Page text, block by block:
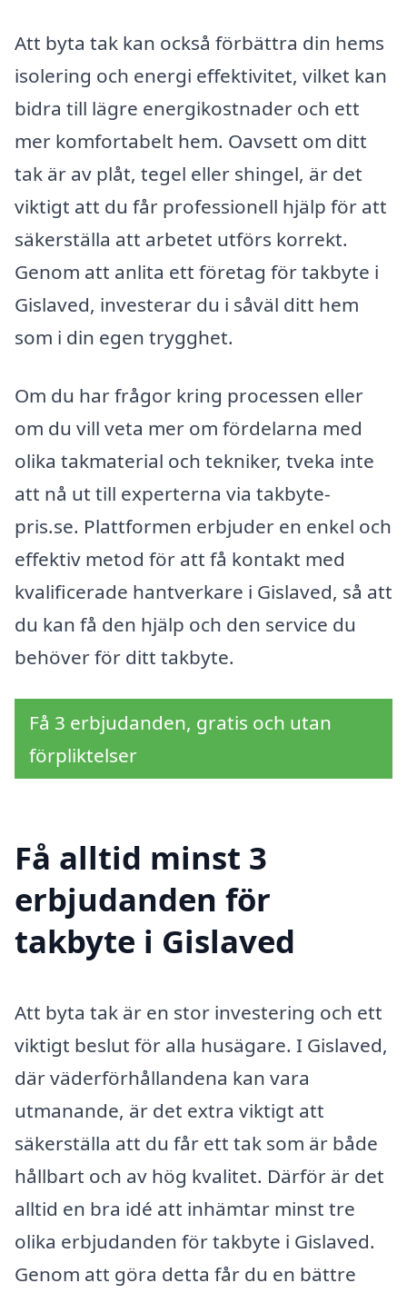
Att byta tak kan också förbättra din hems
isolering och energi effektivitet, vilket kan
bidra till lägre energikostnader och ett
mer komfortabelt hem. Oavsett om ditt
tak är av plåt, tegel eller shingel, är det
viktigt att du får professionell hjälp för att
säkerställa att arbetet utförs korrekt.
Genom att anlita ett företag för takbyte i
Gislaved, investerar du i såväl ditt hem
som i din egen trygghet.
Om du har frågor kring processen eller
om du vill veta mer om fördelarna med
olika takmaterial och tekniker, tveka inte
att nå ut till experterna via takbyte-
pris.se. Plattformen erbjuder en enkel och
effektiv metod för att få kontakt med
kvalificerade hantverkare i Gislaved, så att
du kan få den hjälp och den service du
behöver för ditt takbyte.
Få 3 erbjudanden, gratis och utan
förpliktelser
Få alltid minst 3
erbjudanden för
takbyte i Gislaved
Att byta tak är en stor investering och ett
viktigt beslut för alla husägare. I Gislaved,
där väderförhållandena kan vara
utmanande, är det extra viktigt att
säkerställa att du får ett tak som är både
hållbart och av hög kvalitet. Därför är det
alltid en bra idé att inhämtar minst tre
olika erbjudanden för takbyte i Gislaved.
Genom att göra detta får du en bättre